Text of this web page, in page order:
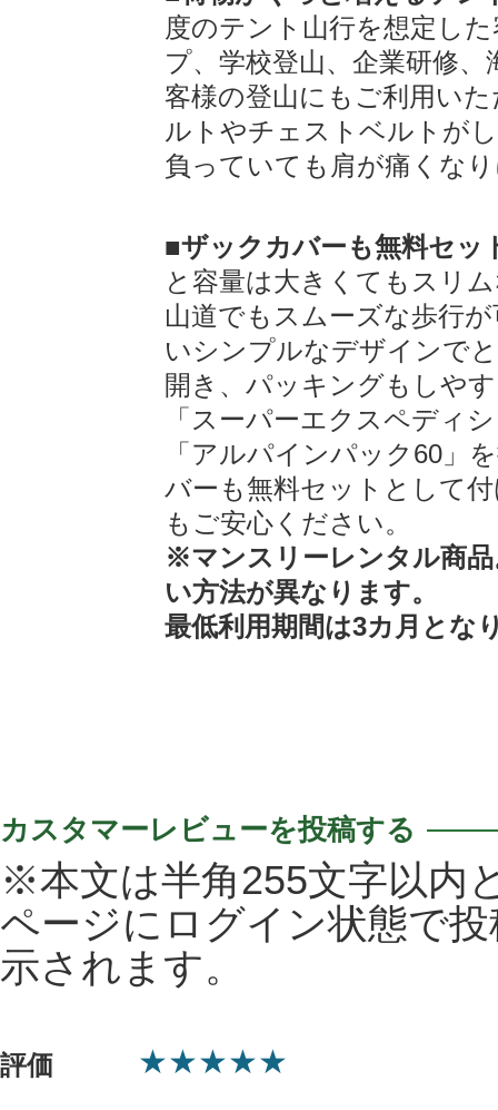
度のテント山行を想定し
プ、学校登山、企業研修
客様の登山にもご利用い
ルトやチェストベルトが
負っていても肩が痛くな
■ザックカバーも無料セッ
と容量は大きくてもスリ
山道でもスムーズな歩行
いシンプルなデザインで
開き、パッキングもしや
「スーパーエクスペディ
「アルパインパック60」
バーも無料セットとして
もご安心ください。
※マンスリーレンタル商
い方法が異なります。
最低利用期間は3カ月とな
カスタマーレビューを投稿する
※本文は半角255文字以内
ページにログイン状態で
示されます。
評価 ★★★★★